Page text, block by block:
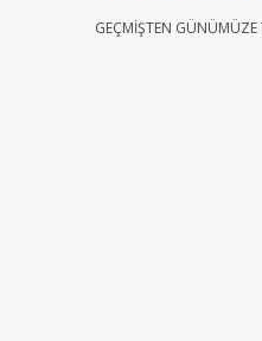
FREEGEÇMIŞTEN GÜNÜMÜZE